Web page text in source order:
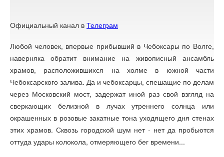
Официальный канал в Телеграм
Любой человек, впервые прибывший в Че­боксары по Волге,
наверняка обратит внимание на живописный ансамбль
храмов, рас­положившихся на холме в южной части
Чебоксар­ского залива. Да и чебоксарцы, спешащие по делам
через Московский мост, задержат иной раз свой взгляд на
сверкающих белизной в лучах утреннего солнца или
окрашенных в розовые закатные тона уходящего дня стенах
этих храмов. Сквозь городской шум нет - нет да пробьются
оттуда удары колокола, отмеряющего бег времени...